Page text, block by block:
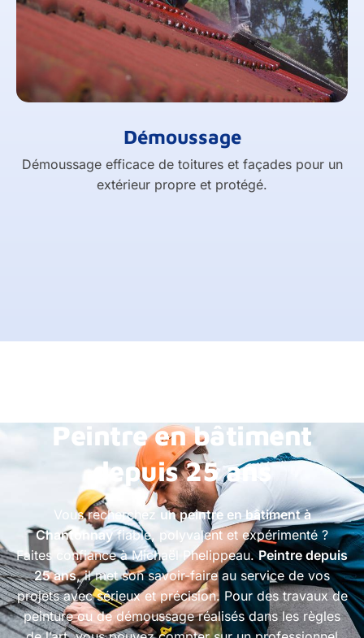
Démoussage
Démoussage efficace de toitures et façades pour un
extérieur propre et protégé.
Peintre en bâtiment
depuis 25 ans
Vous recherchez un peintre en bâtiment à
Chantonnayfiable, polyvalent et expérimenté ?
Faites confiance à Michaël Phelippeau.Peintre depuis
25 ans, il met son savoir-faire au service de vos
projets avec sérieux et précision. Pour des travaux de
peinture ou de démoussage réalisés dans les règles